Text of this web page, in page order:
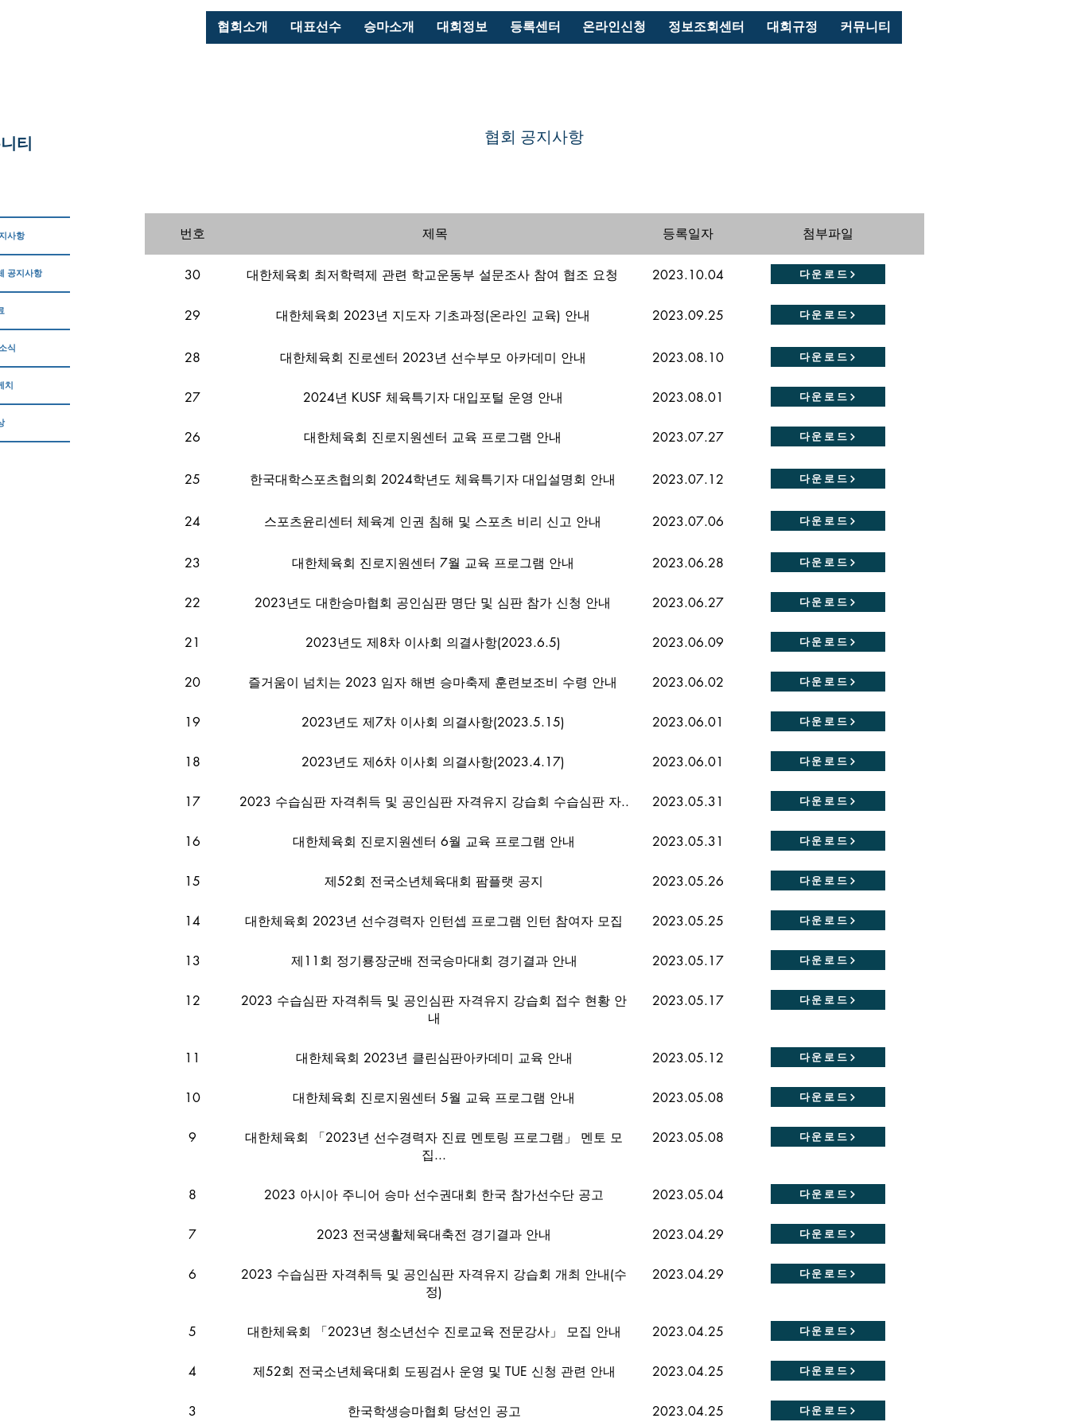
협회소개 대표선수 승마소개 대회정보 등록센터 온라인신청 정보조회센터 대회규정 커뮤니티
티
사항
공지사항
식
치
협회 공지사항
번호 제목 등록일자 첨부파일
30 대한체육회 최저학력제 관련 학교운동부 설문조사 참여 협조 요청 2023.10.04 다운로드
29 대한체육회 2023년 지도자 기초과정(온라인 교육) 안내 2023.09.25 다운로드
28 대한체육회 진로센터 2023년 선수부모 아카데미 안내 2023.08.10 다운로드
27 2024년 KUSF 체육특기자 대입포털 운영 안내 2023.08.01 다운로드
26 대한체육회 진로지원센터 교육 프로그램 안내 2023.07.27 다운로드
25 한국대학스포츠협의회 2024학년도 체육특기자 대입설명회 안내 2023.07.12 다운로드
24 스포츠윤리센터 체육계 인권 침해 및 스포츠 비리 신고 안내 2023.07.06 다운로드
23 대한체육회 진로지원센터 7월 교육 프로그램 안내 2023.06.28 다운로드
22 2023년도 대한승마협회 공인심판 명단 및 심판 참가 신청 안내 2023.06.27 다운로드
21 2023년도 제8차 이사회 의결사항(2023.6.5) 2023.06.09 다운로드
20 즐거움이 넘치는 2023 임자 해변 승마축제 훈련보조비 수령 안내 2023.06.02 다운로드
19 2023년도 제7차 이사회 의결사항(2023.5.15) 2023.06.01 다운로드
18 2023년도 제6차 이사회 의결사항(2023.4.17) 2023.06.01 다운로드
17 2023 수습심판 자격취득 및 공인심판 자격유지 강습회 수습심판 자.. 2023.05.31 다운로드
16 대한체육회 진로지원센터 6월 교육 프로그램 안내 2023.05.31 다운로드
15 제52회 전국소년체육대회 팜플랫 공지 2023.05.26 다운로드
14 대한체육회 2023년 선수경력자 인턴셉 프로그램 인턴 참여자 모집 2023.05.25 다운로드
13 제11회 정기룡장군배 전국승마대회 경기결과 안내 2023.05.17 다운로드
12
2023 수습심판 자격취득 및 공인심판 자격유지 강습회 접수 현황 안
내
2023.05.17 다운로드
11 대한체육회 2023년 클린심판아카데미 교육 안내 2023.05.12 다운로드
10 대한체육회 진로지원센터 5월 교육 프로그램 안내 2023.05.08 다운로드
9
​대한체육회 「2023년 선수경력자 진료 멘토링 프로그램」 멘토 모
집...
2023.05.08 다운로드
8 2023 아시아 주니어 승마 선수권대회 한국 참가선수단 공고 2023.05.04 다운로드
7 2023 전국생활체육대축전 경기결과 안내 2023.04.29 다운로드
6
2023 수습심판 자격취득 및 공인심판 자격유지 강습회 개최 안내(수
정)
2023.04.29 다운로드
5 대한체육회 「2023년 청소년선수 진로교육 전문강사」 모집 안내 2023.04.25 다운로드
4 제52회 전국소년체육대회 도핑검사 운영 및 TUE 신청 관련 안내 2023.04.25 다운로드
3 한국학생승마협회 당선인 공고 2023.04.25 다운로드